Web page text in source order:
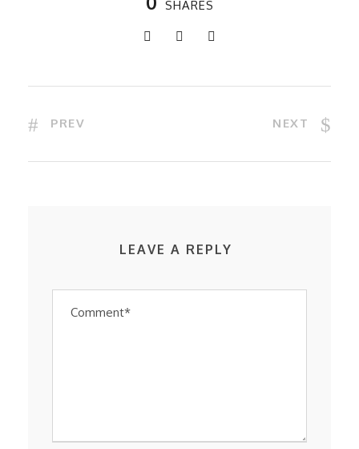
SHARES
PREV NEXT
LEAVE A REPLY